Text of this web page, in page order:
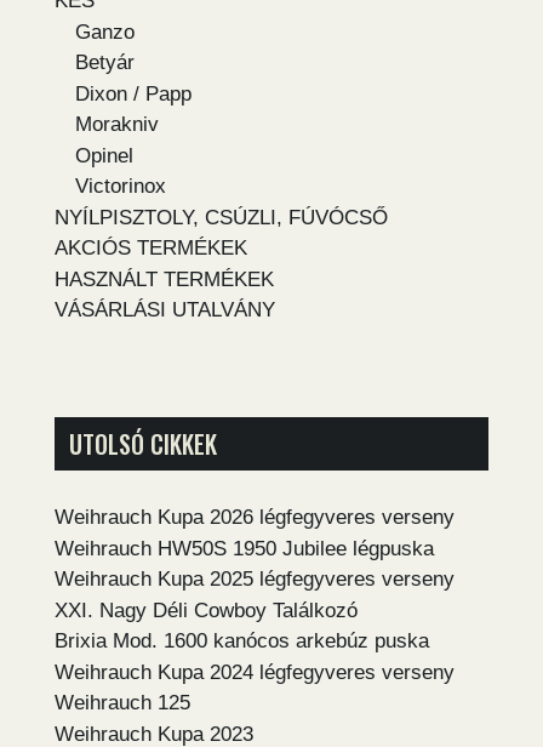
Ganzo
Betyár
Dixon / Papp
Morakniv
Opinel
Victorinox
NYÍLPISZTOLY, CSÚZLI, FÚVÓCSŐ
AKCIÓS TERMÉKEK
HASZNÁLT TERMÉKEK
VÁSÁRLÁSI UTALVÁNY
UTOLSÓ CIKKEK
Weihrauch Kupa 2026 légfegyveres verseny
Weihrauch HW50S 1950 Jubilee légpuska
Weihrauch Kupa 2025 légfegyveres verseny
XXI. Nagy Déli Cowboy Találkozó
Brixia Mod. 1600 kanócos arkebúz puska
Weihrauch Kupa 2024 légfegyveres verseny
Weihrauch 125
Weihrauch Kupa 2023